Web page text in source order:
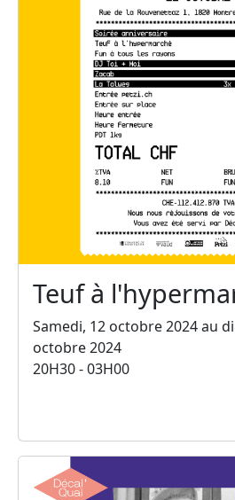
Teuf à
Samedi, 12 octobre 2024 au
octobre 2024
20H30 - 03H00